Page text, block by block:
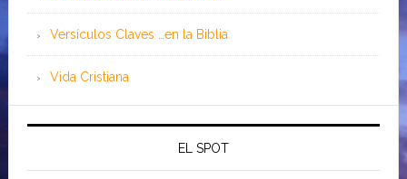
Versículos Claves …en la Biblia
Vida Cristiana
EL SPOT